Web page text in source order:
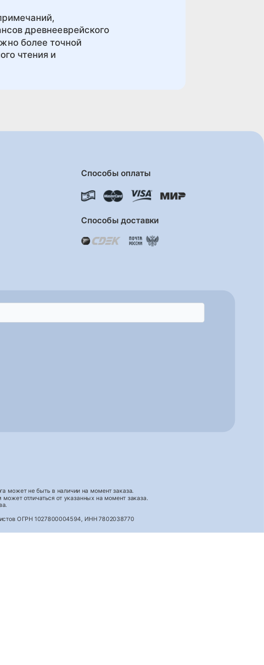
древнееврейского
более точной
чтения и
Способы оплаты
Способы доставки
может не быть в наличии на момент заказа.
отличаться от указанных на момент заказа.
ОГРН 1027800004594, ИНН 7802038770